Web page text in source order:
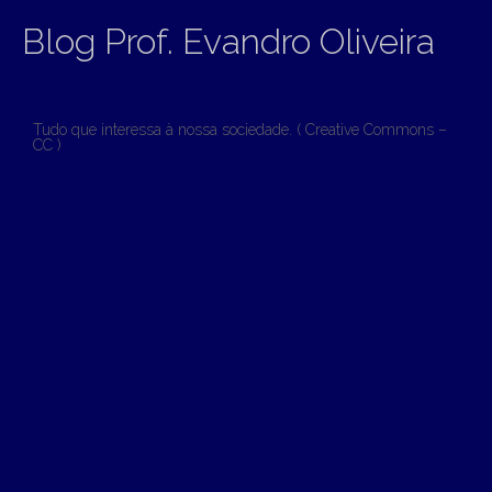
Blog Prof. Evandro Oliveira
Tudo que interessa à nossa sociedade. ( Creative Commons –
CC )